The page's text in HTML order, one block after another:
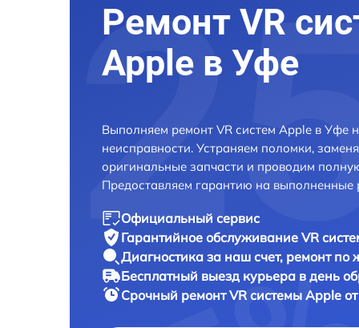
Ремонт VR
Apple в Уфе
Выполняем ремонт VR систем Apple в Уфе
неисправности. Устраняем поломки,
оригинальные запчасти и проводим
Предоставляем гарантию на выполненные
Официальный сервис
Гарантийное обслуживание VR
Диагностика за наш счет, ремонт по
Бесплатный выезд курьера в день
Срочный ремонтVR системы Apple